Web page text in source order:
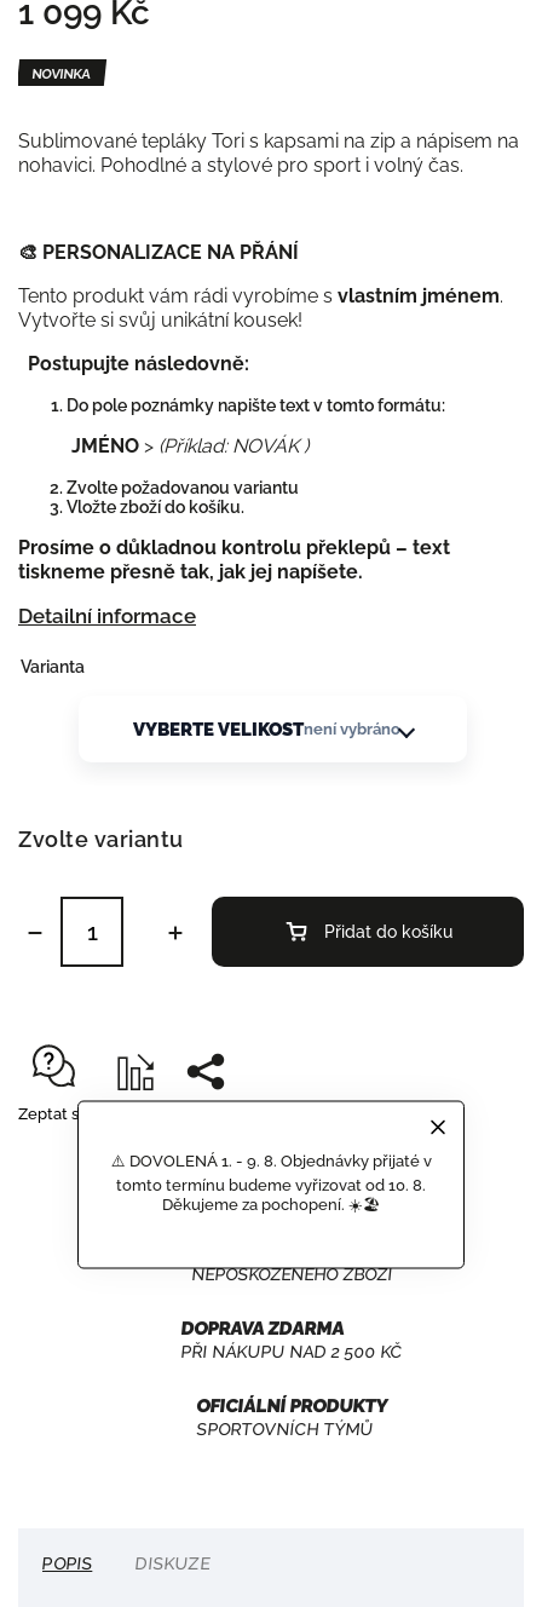
⚠️ DOVOLENÁ 1. - 9. 8. Objednávky přijaté v
tomto termínu budeme vyřizovat od 10. 8.
Děkujeme za pochopení. ☀️🏖️
1 099 Kč
Sublimované tepláky Tori s kapsami na zip a nápisem na
nohavici. Pohodlné a stylové pro sport i volný čas.
🎨 PERSONALIZACE NA PŘÁNÍ
Tento produkt vám rádi vyrobíme s vlastním jménem.
Vytvořte si svůj unikátní kousek!
Postupujte následovně:
Do pole poznámky napište text v tomto formátu:
JMÉNO > (Příklad: NOVÁK )
Zvolte požadovanou variantu
Vložte zboží do košíku.
Prosíme o důkladnou kontrolu překlepů – text
tiskneme přesně tak, jak jej napíšete.
Detailní informace
NOVINKA
Varianta
VYBERTE VELIKOSTnení vybráno
Zvolte variantu
Přidat do košíku
Zeptat se
NEPOŠKOZENÉHO ZBOŽÍ
DOPRAVA ZDARMA
PŘI NÁKUPU NAD 2 500 KČ
OFICIÁLNÍ PRODUKTY
SPORTOVNÍCH TÝMŮ
POPIS DISKUZE